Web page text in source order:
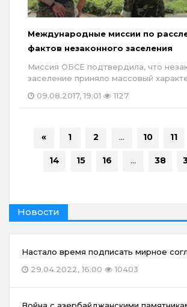
Международные миссии по
фактов незаконного заселения
Миссия ОБСЕ подтвердила, что
заселение приняло массовый
09.08.2017, 19:01
1127
« 1 2 ... 10 11
14 15 16 ... 38
Новости
Настало время подписать мирное
29.04.2022, 16:00
10403
Война с азербайджанскими